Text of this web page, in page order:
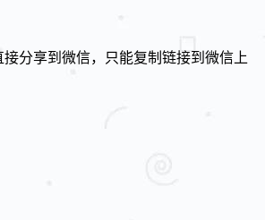
分享到微信，只能复制链接到微信上